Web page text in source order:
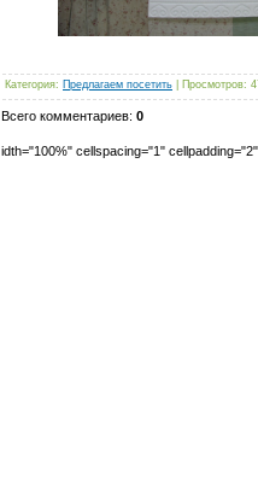
Категория: Предлагаем посетить Просмотров:
Всего комментариев: 0
idth="100%" cellspacing="1"